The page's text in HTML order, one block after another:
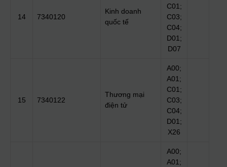
14 7340120
Kinh doanh
quốc tế
C01;
C03;
C04;
D01;
D07
15 7340122
Thương mại
điện tử
A00;
A01;
C01;
C03;
C04;
D01;
X26
A00;
A01;